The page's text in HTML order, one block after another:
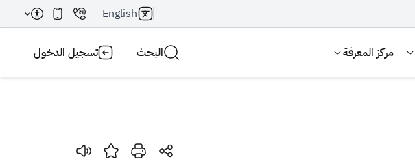
English
مركز المعرفة البحث تسجيل الدخول